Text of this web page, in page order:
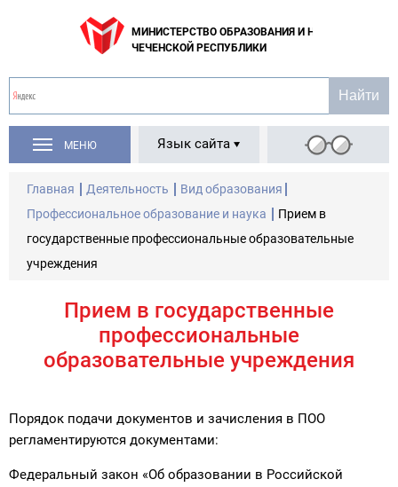
МИНИСТЕРСТВО ОБРАЗОВАНИЯ И НАУКИ
ЧЕЧЕНСКОЙ РЕСПУБЛИКИ
МЕНЮ Язык сайта
Главная Деятельность
Вид образования
Профессиональное образование и наука
Прием в
государственные профессиональные образовательные
учреждения
Прием в государственные
профессиональные
образовательные учреждения
Порядок подачи документов и зачисления в ПОО
регламентируются документами:
Федеральный закон «Об образовании в Российской